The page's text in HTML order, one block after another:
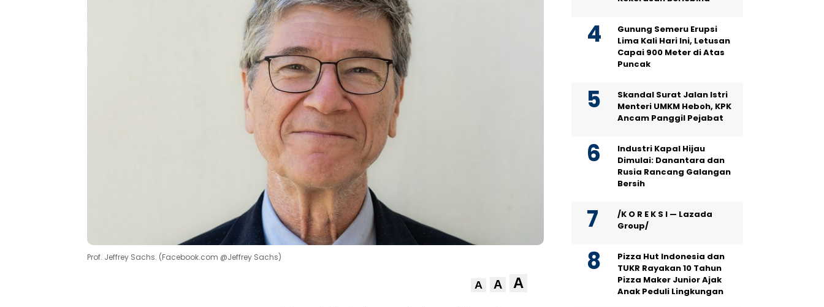
Prof. Jeffrey Sachs. (Facebook.com @Jeffrey Sachs)
A A A
Gunung Semeru Erupsi
Lima Kali Hari Ini, Letusan
Capai 900 Meter di Atas
Puncak
Skandal Surat Jalan Istri
Menteri UMKM Heboh, KPK
Ancam Panggil Pejabat
Industri Kapal Hijau
Dimulai: Danantara dan
Rusia Rancang Galangan
Bersih
/K O R E K S I — Lazada
Group/
Pizza Hut Indonesia dan
TUKR Rayakan 10 Tahun
Pizza Maker Junior Ajak
Anak Peduli Lingkungan